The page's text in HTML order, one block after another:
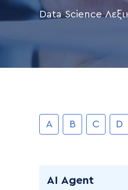
Data Science
A B C D
AI Agent